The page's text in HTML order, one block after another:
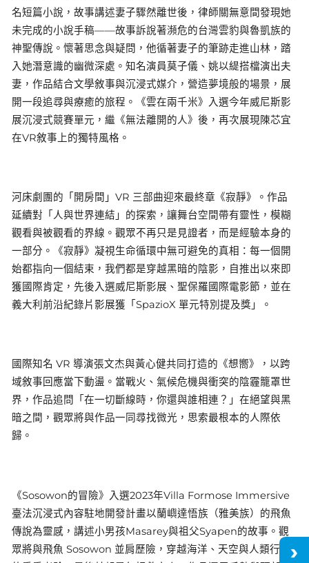
名短篇小說，故事講述妻子驟然離世後，律師關無意間發現她
未完成的小說手稿——故事訴說著瀕危的台灣雲豹與魯凱族的
神聖傳說。懷著思念與疑問，他循著妻子的筆跡走進山林，踏
入她潛意識的幽微深處。知名演員莫子儀、姚以緹搭檔演出夫
妻，作品結合文學敘事與沉浸式媒介，營造夢境般的場景，展
開一段追尋與療癒的旅程。《雲在兩千米》入選今年威尼斯影
展沉浸式競賽單元，繼《無法離開的人》後，再次展現陳芯宜
在VR敘事上的獨特風格。
河床劇團的「開房間」VR 三部曲迎來最終章《寂靜》。作品
延續對「人與世界連結」的探索，讓舞台空間帶有靈性，模糊
觀看與被觀看的界線。觀眾不再只是見證者，而是經驗本身的
一部分。《寂靜》凝視生命循環中無可避免的真相：每一個開
始都指向一個結束，我們都是穿越黑暗的陰影，自推出以來即
獲國際肯定，先後入選威尼斯影展、聖保羅國際電影節，並在
義大利前沿紀錄片影展獲「SpazioX 單元特別提及獎」。
國際知名 VR 導演張文杰與黃心健共同打造的《想嚮》，以跨
域敘事回應當下動盪。當戰火、氣候危機與衝突的陰霾籠罩世
界，作品追問「在一切斷線時，你還與誰相連？」在絕望與黑
暗之間，觀眾將與作品一同尋找微光，思索最根本的人際依
歸。
《Sosowon的冒險》入選2023年Villa Formose Immersive
臺法沉浸式內容駐地開發計畫以蘭嶼達悟族（雅美族）的飛魚
傳說為靈感，講述小男孩Masarey與祖父Syapen的故事。觀
眾將與飛魚 Sosowon 並肩歷險，穿越海洋、天空與人類行為